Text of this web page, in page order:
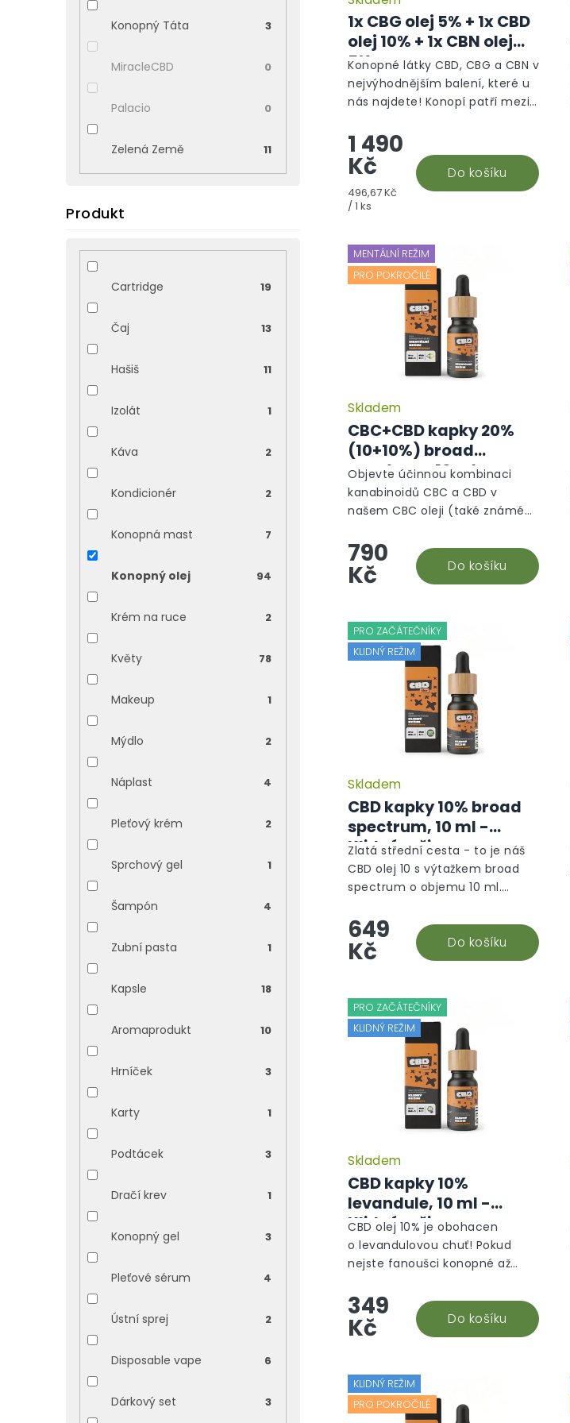
Konopný Táta 3
MiracleCBD 0
Palacio 0
Zelená Země 11
Produkt
Cartridge 19
Čaj 13
Hašiš 11
Izolát 1
Káva 2
Kondicionér 2
Konopná mast 7
Konopný olej 94
Krém na ruce 2
Květy 78
Makeup 1
Mýdlo 2
Náplast 4
Pleťový krém 2
Sprchový gel 1
Šampón 4
Zubní pasta 1
Kapsle 18
Aromaprodukt 10
Hrníček 3
Karty 1
Podtácek 3
Dračí krev 1
Konopný gel 3
Pleťové sérum 4
Ústní sprej 2
Disposable vape 6
Dárkový set 3
1x CBG olej 5% + 1x CBD
olej 10% + 1x CBN olej
5%
1 490
Kč
Měrná
cena:
496,67 Kč
/ 1 ks
Do košíku
Konopné látky CBD, CBG a CBN v
nejvýhodnějším balení, které u
nás najdete! Konopí patří mezi
všeobecné využití a pozitivní
účinky jednotlivých...
MENTÁLNÍ REŽIM
PRO POKROČILÉ
CBC+CBD kapky 20%
(10+10%) broad
spectrum, 10 ml -
Mentální režim
Skladem
790
Kč Do košíku
Objevte účinnou kombinaci
kanabinoidů CBC a CBD v
našem CBC oleji (také známém
jedinečný konopný doplněk
stravy si získává stále větší
popularitu díky...
PRO ZAČÁTEČNÍKY
KLIDNÝ REŽIM
CBD kapky 10% broad
spectrum, 10 ml -
Klidný režim
Skladem
649
Kč Do košíku
Zlatá střední cesta - to je náš
CBD olej 10 s výtažkem broad
spectrum o objemu 10 ml.
stravy, který vám efektivně
pomůže. Snadná aplikace a...
PRO ZAČÁTEČNÍKY
KLIDNÝ REŽIM
CBD kapky 10%
levandule, 10 ml -
Klidný režim
Skladem
349
Kč Do košíku
CBD olej 10% je obohacen
o levandulovou chuť! Pokud
nejste fanoušci konopné až
tenhle organicky ochucený
doplněk stravy vám nejen
zachutná,...
KLIDNÝ REŽIM
PRO POKROČILÉ